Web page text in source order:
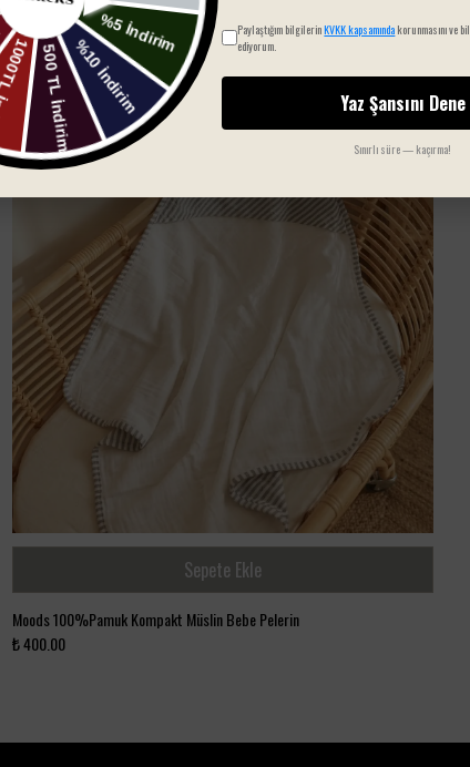
SIZIN İÇIN SEÇTIKLERIMIZ
Sepete Ekle
Moods 100%Pamuk Kompakt Müslin Bebe Pelerin
₺ 400.00
Paylaştığım bilgilerinKVKK kapsamında korunmasını ve
ediyorum.
Yaz Şansını Dene
Sınırlı süre — kaçırma!